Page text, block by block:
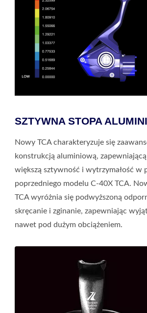
SZTYWNA STOPA
Nowy TCA charakteryzuje się
konstrukcją aluminiową,
większą sztywność i wytrzymałość w
poprzedniego modelu C-40X TCA.
TCA wyróżnia się podwyższoną
skręcanie i zginanie, zapewniając
nawet pod dużym obciążeniem.